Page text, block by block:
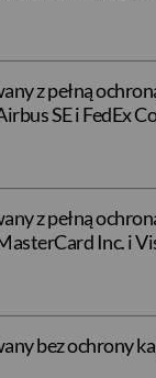
z pełną
SE i FedEx
z pełną
Inc. i
bez ochrony